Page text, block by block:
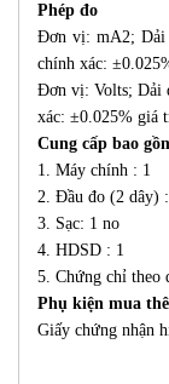
Phép đo
Đơn vị: mA2; Dải
chính xác:
Đơn vị: Volts; Dải
xác: ±0.025% giá
Cung cấp bao
1. Máy chính : 1
2. Đầu đo (2 dây)
3. Sạc: 1 no
4. HDSD : 1
5. Chứng chỉ theo
Phụ kiện mua
Giấy chứng nhận